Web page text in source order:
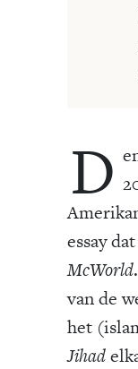
D
essay
McWorld
van de
het
Jihad